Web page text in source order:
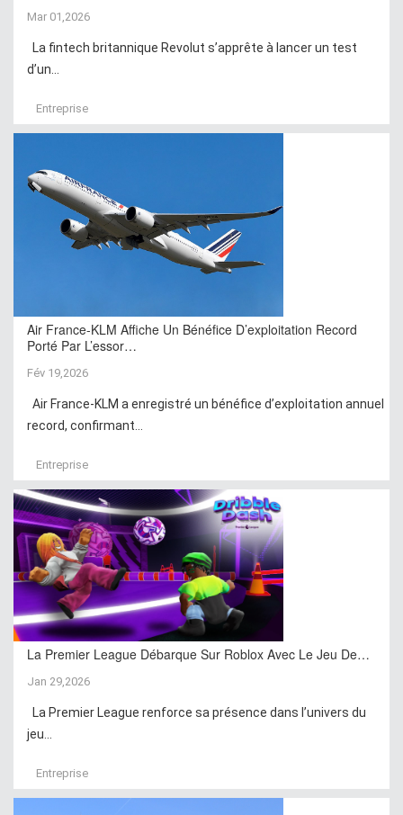
Mar 01,2026
La fintech britannique Revolut s’apprête à lancer un test
d’un...
Entreprise
Air France-KLM Affiche Un Bénéfice D’exploitation Record
Porté Par L’essor…
Fév 19,2026
Air France-KLM a enregistré un bénéfice d’exploitation annuel
record, confirmant...
Entreprise
La Premier League Débarque Sur Roblox Avec Le Jeu De…
Jan 29,2026
La Premier League renforce sa présence dans l’univers du
jeu...
Entreprise